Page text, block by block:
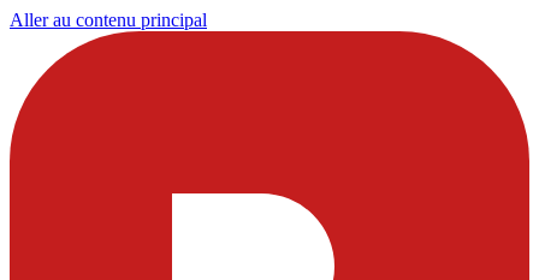
Aller au contenu principal